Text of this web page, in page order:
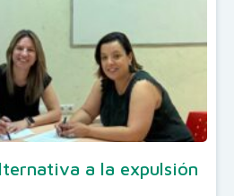
a la expulsión